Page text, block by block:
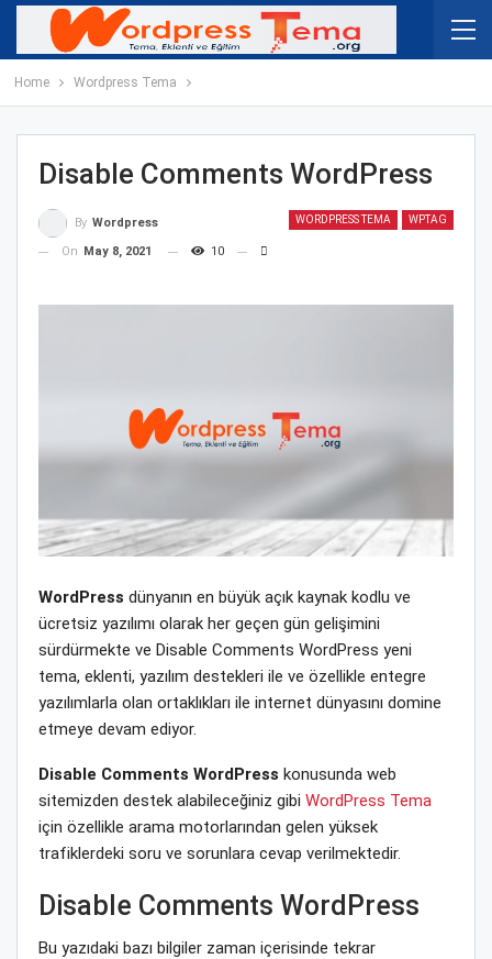
Home Wordpress Tema
Disable Comments WordPress
WORDPRESS TEMA WPTAG
By Wordpress
On
May 8, 2021 10
WordPress dünyanın en büyük açık kaynak kodlu ve
ücretsiz yazılımı olarak her geçen gün gelişimini
sürdürmekte ve Disable Comments WordPress yeni
tema, eklenti, yazılım destekleri ile ve özellikle entegre
yazılımlarla olan ortaklıkları ile internet dünyasını domine
etmeye devam ediyor.
Disable Comments WordPress konusunda web
sitemizden destek alabileceğiniz gibi WordPress Tema
için özellikle arama motorlarından gelen yüksek
trafiklerdeki soru ve sorunlara cevap verilmektedir.
Disable Comments WordPress
Bu yazıdaki bazı bilgiler zaman içerisinde tekrar